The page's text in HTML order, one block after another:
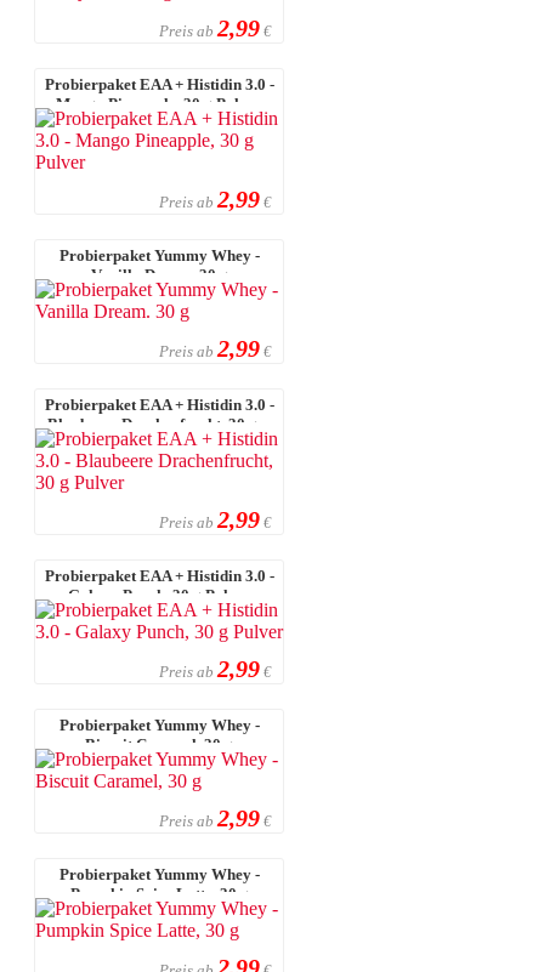
Preis ab 2,99 €
Probierpaket EAA + Histidin 3.0 -
Mango Pineapple, 30 g Pulver
Preis ab 2,99 €
Probierpaket Yummy Whey -
Vanilla Dream. 30 g
Preis ab 2,99 €
Probierpaket EAA + Histidin 3.0 -
Blaubeere Drachenfrucht, 30 g ...
Preis ab 2,99 €
Probierpaket EAA + Histidin 3.0 -
Galaxy Punch, 30 g Pulver
Preis ab 2,99 €
Probierpaket Yummy Whey -
Biscuit Caramel, 30 g
Preis ab 2,99 €
Probierpaket Yummy Whey -
Pumpkin Spice Latte, 30 g